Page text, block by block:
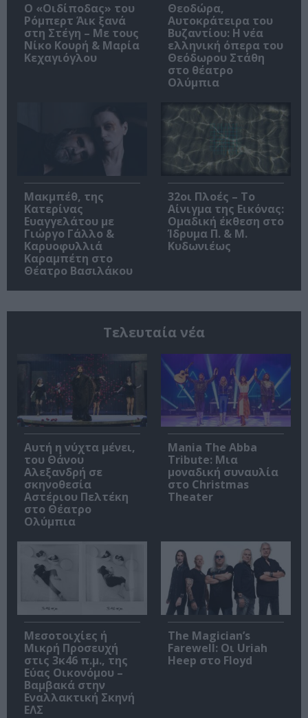
O «Οιδίποδας» του
Ρόμπερτ Άικ ξανά
στη Στέγη – Με τους
Νίκο Κουρή & Μαρία
Κεχαγιόγλου
Θεοδώρα,
Αυτοκράτειρα του
Βυζαντίου: Η νέα
ελληνική όπερα του
Θεόδωρου Στάθη
στο θέατρο
Ολύμπια
Μακμπέθ, της
Κατερίνας
Ευαγγελάτου με
Γιώργο Γάλλο &
Καρυοφυλλιά
Καραμπέτη στο
Θέατρο Βασιλάκου
32οι Πλοές – Το
Αίνιγμα της Εικόνας:
Ομαδική έκθεση στο
Ίδρυμα Π. & Μ.
Κυδωνιέως
Τελευταία νέα
Αυτή η νύχτα μένει,
του Θάνου
Αλεξανδρή σε
σκηνοθεσία
Αστέριου Πελτέκη
στο Θέατρο
Ολύμπια
Mania The Abba
Tribute: Μια
μοναδική συναυλία
στο Christmas
Theater
Μεσοτοιχίες ή
Μικρή Προσευχή
στις 3κ46 π.μ., της
Εύας Οικονόμου –
Βαμβακά στην
Εναλλακτική Σκηνή
ΕΛΣ
The Magician’s
Farewell: Οι Uriah
Heep στο Floyd